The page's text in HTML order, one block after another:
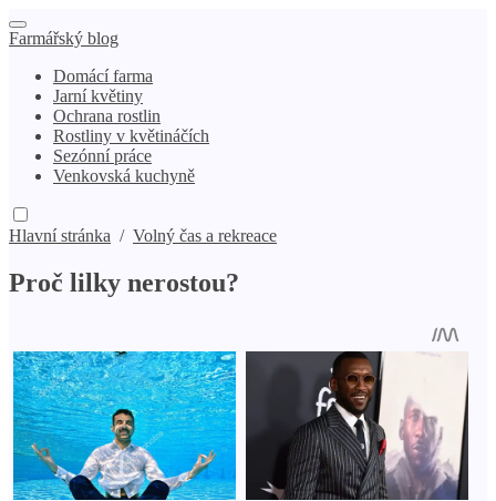
Farmářský blog
Domácí farma
Jarní květiny
Ochrana rostlin
Rostliny v květináčích
Sezónní práce
Venkovská kuchyně
Hlavní stránka / Volný čas a rekreace
Proč lilky nerostou?